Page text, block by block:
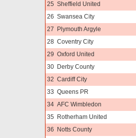
25 Sheffield United
26 Swansea City
27
Plymouth Argyle
28 Coventry City
29 Oxford United
30
Derby County
32 Cardiff City
33 Queens PR
34 AFC Wimbledon
35
Rotherham United
36
Notts County